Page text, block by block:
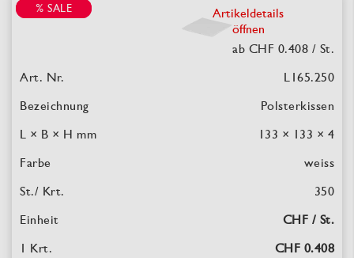
% SALE
Artikeldetails
öffnen
ab CHF 0.408 / St.
L165.250
Polsterkissen
133 × 133 × 4
weiss
350
CHF / St.
CHF 0.408
% SALE